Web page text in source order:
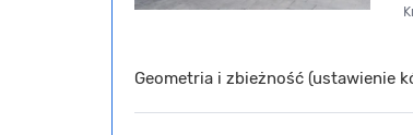
Geometria i zbieżność (ustawienie